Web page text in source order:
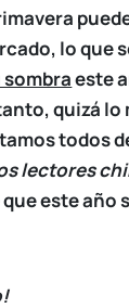
lo que
sombraeste
quizá lo
todos
lectores
este año